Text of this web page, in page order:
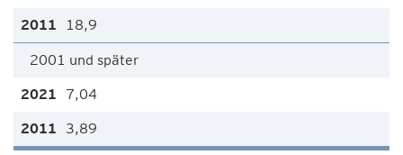
18,9
2001 und später
7,04
3,89